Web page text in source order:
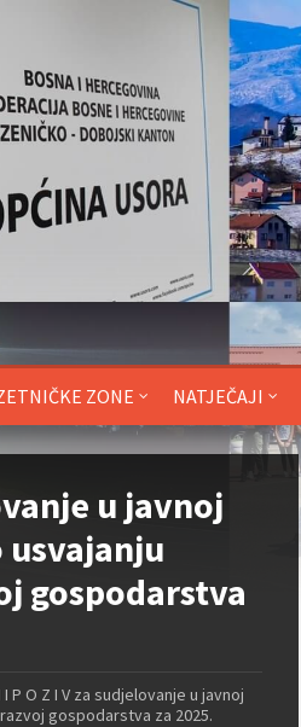
ZONE NATJEČAJI
u javnoj
usvajanju
gospodarstva
I P O Z I V za sudjelovanje u javnoj
gospodarstva za 2025.